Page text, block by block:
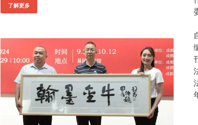
了解更多